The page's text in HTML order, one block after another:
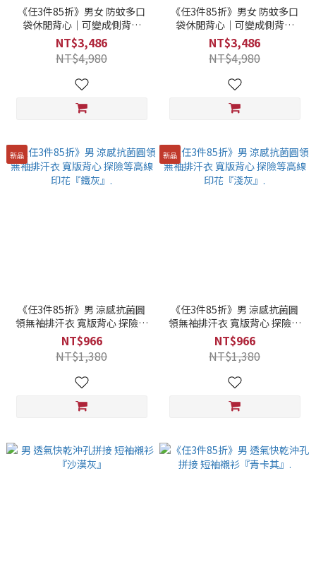
《任3件85折》男女 防蚊多口
袋休閒背心｜可變成側背包
『深灰』
NT$3,486
NT$4,980
《任3件85折》男女 防蚊多口
袋休閒背心｜可變成側背包
『森林綠』
NT$3,486
NT$4,980
新品
《任3件85折》男 涼感抗菌圓
領無袖排汗衣 寬版背心 探險等
高線印花『鐵灰』.
NT$966
NT$1,380
新品
《任3件85折》男 涼感抗菌圓
領無袖排汗衣 寬版背心 探險等
高線印花『淺灰』.
NT$966
NT$1,380